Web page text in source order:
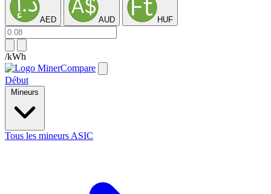
AED AUD HUF
/kWh
Début
Mineurs
Tous les mineurs ASIC